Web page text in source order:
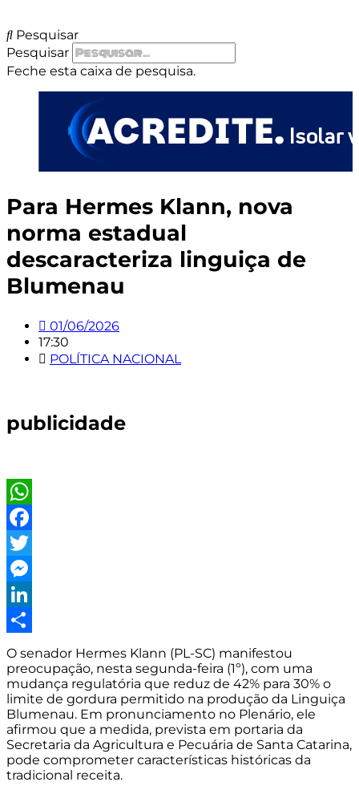
Pesquisar
Pesquisar
Feche esta caixa de pesquisa.
Para Hermes Klann, nova
norma estadual
descaracteriza linguiça de
Blumenau
01/06/2026
17:30
POLÍTICA NACIONAL
publicidade
WhatsApp
Facebook
Twitter
Messenger
LinkedIn
Share
O senador Hermes Klann (PL-SC) manifestou
preocupação, nesta segunda-feira (1º), com uma
mudança regulatória que reduz de 42% para 30% o
limite de gordura permitido na produção da Linguiça
Blumenau. Em pronunciamento no Plenário, ele
afirmou que a medida, prevista em portaria da
Secretaria da Agricultura e Pecuária de Santa Catarina,
pode comprometer características históricas da
tradicional receita.